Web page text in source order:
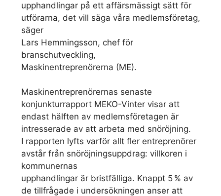
upphandlingar på ett affärsmässigt sätt för
utförarna, det vill säga våra medlemsföretag,
säger
Lars Hemmingsson, chef för
branschutveckling,
Maskinentreprenörerna (ME).
Maskinentreprenörernas senaste
konjunkturrapport MEKO-Vinter visar att
endast hälften av medlemsföretagen är
intresserade av att arbeta med snöröjning.
I rapporten lyfts varför allt fler entreprenörer
avstår från snöröjningsuppdrag: villkoren i
kommunernas
upphandlingar är bristfälliga. Knappt 5 % av
de tillfrågade i undersökningen anser att